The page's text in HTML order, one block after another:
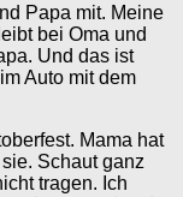
Papa mit. Meine
bei Oma und
Und das ist
Auto mit dem
Mama hat
Schaut ganz
tragen. Ich